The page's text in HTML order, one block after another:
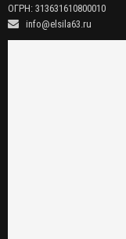
ОГРН: 313631610800010
info@elsila63.ru